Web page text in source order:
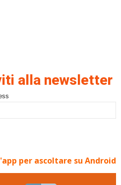
alla newsletter
per ascoltare su Android